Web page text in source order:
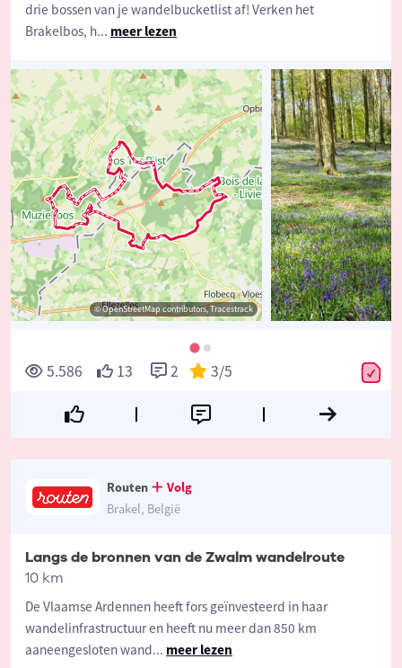
drie bossen van je wandelbucketlist af! Verken het
Brakelbos, h... meer lezen
© OpenStreetMap contributors, Tracestrack
5.586 13 2 3/5
Routen
Volg
Brakel, België
Langs de bronnen van de Zwalm wandelroute
10 km
De Vlaamse Ardennen heeft fors geïnvesteerd in haar
wandelinfrastructuur en heeft nu meer dan 850 km
aaneengesloten wand... meer lezen